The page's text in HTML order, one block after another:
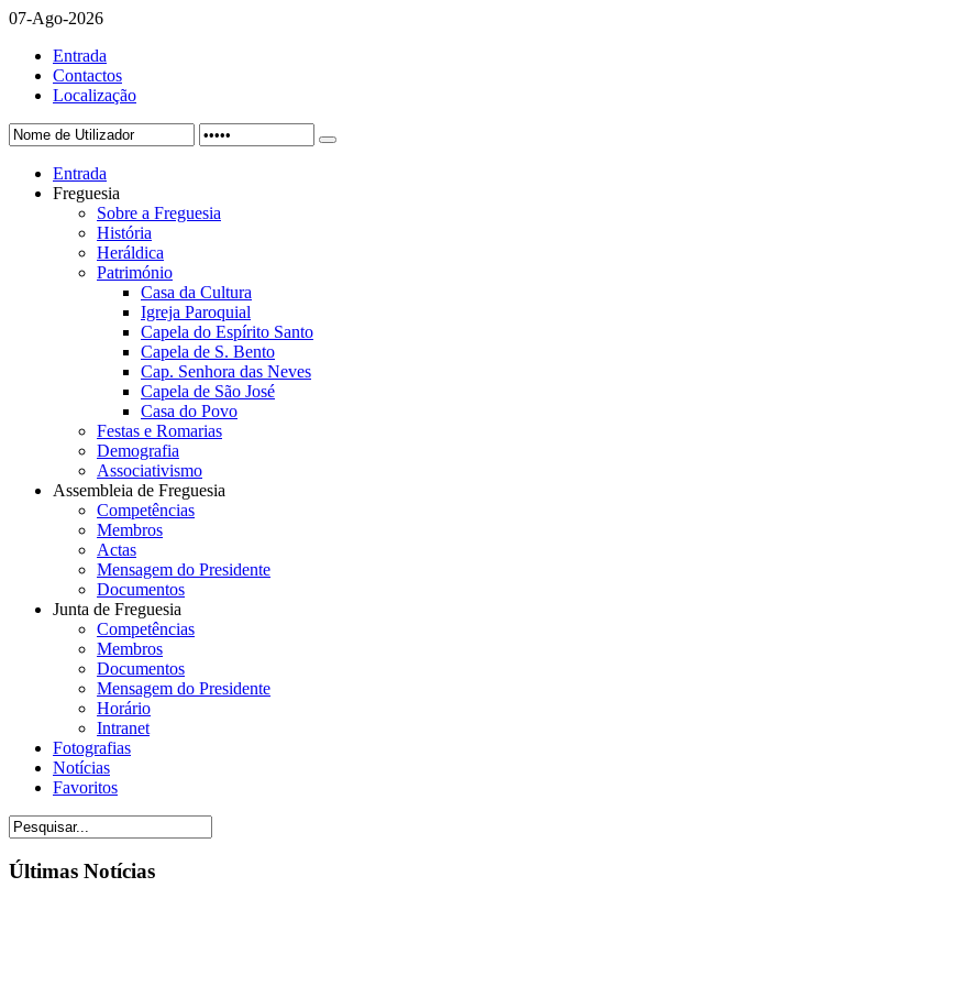
07-Ago-2026
Entrada
Contactos
Localização
Entrada
Freguesia
Sobre a Freguesia
História
Heráldica
Património
Casa da Cultura
Igreja Paroquial
Capela do Espírito Santo
Capela de S. Bento
Cap. Senhora das Neves
Capela de São José
Casa do Povo
Festas e Romarias
Demografia
Associativismo
Assembleia de Freguesia
Competências
Membros
Actas
Mensagem do Presidente
Documentos
Junta de Freguesia
Competências
Membros
Documentos
Mensagem do Presidente
Horário
Intranet
Fotografias
Notícias
Favoritos
Últimas Notícias